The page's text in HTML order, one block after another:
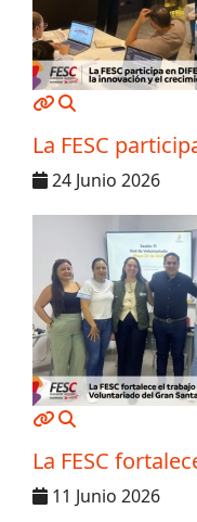
La FESC
24 Junio 2026
La FESC
11 Junio 2026